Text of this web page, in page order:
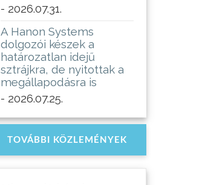
- 2026.07.31.
A Hanon Systems
dolgozói készek a
határozatlan idejű
sztrájkra, de nyitottak a
megállapodásra is
- 2026.07.25.
TOVÁBBI KÖZLEMÉNYEK